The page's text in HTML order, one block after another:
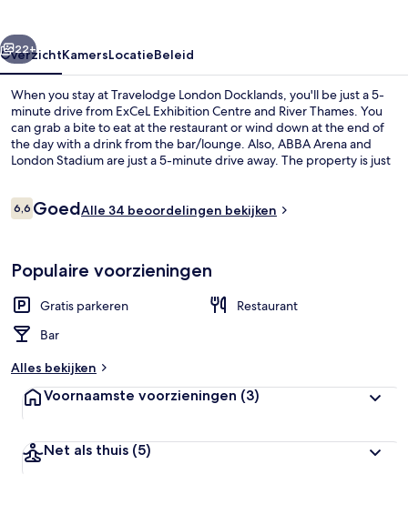
Volgende
22+
OverzichtKamersLocatieBeleid
When you stay at Travelodge London Docklands, you'll be just a 5-
minute drive from ExCeL Exhibition Centre and River Thames. You
can grab a bite to eat at the restaurant or wind down at the end of
the day with a drink from the bar/lounge. Also, ABBA Arena and
London Stadium are just a 5-minute drive away. The property is just
Beoordelingen
6,66,6 op 10 –
GoedAlle 34 beoordelingen bekijken
Populaire voorzieningen
Gratis parkeren
Restaurant
Bar
Alles bekijken
Voornaamste voorzieningen (3)
Net als thuis (5)